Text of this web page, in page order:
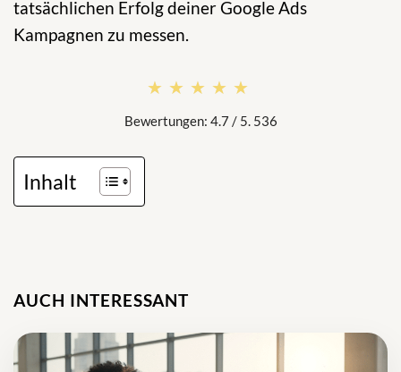
tatsächlichen Erfolg deiner Google Ads
Kampagnen zu messen.
★★★★★
★★★★★
Bewertungen: 4.7 / 5. 536
Inhalt
AUCH INTERESSANT